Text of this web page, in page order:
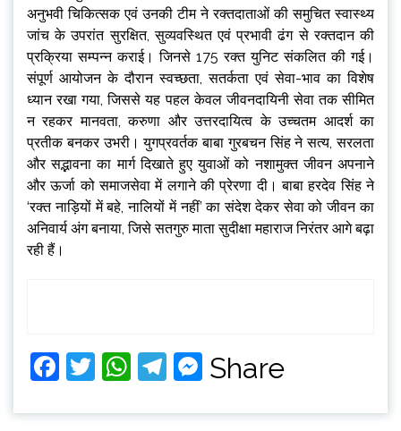
अनुभवी चिकित्सक एवं उनकी टीम ने रक्तदाताओं की समुचित स्वास्थ्य
जांच के उपरांत सुरक्षित, सुव्यवस्थित एवं प्रभावी ढंग से रक्तदान की
प्रक्रिया सम्पन्न कराई। जिनसे 175 रक्त युनिट संकलित की गई।
संपूर्ण आयोजन के दौरान स्वच्छता, सतर्कता एवं सेवा-भाव का विशेष
ध्यान रखा गया, जिससे यह पहल केवल जीवनदायिनी सेवा तक सीमित
न रहकर मानवता, करुणा और उत्तरदायित्व के उच्चतम आदर्श का
प्रतीक बनकर उभरी। युगप्रवर्तक बाबा गुरबचन सिंह ने सत्य, सरलता
और सद्भावना का मार्ग दिखाते हुए युवाओं को नशामुक्त जीवन अपनाने
और ऊर्जा को समाजसेवा में लगाने की प्रेरणा दी। बाबा हरदेव सिंह ने
‘रक्त नाड़ियों में बहे, नालियों में नहीं’ का संदेश देकर सेवा को जीवन का
अनिवार्य अंग बनाया, जिसे सतगुरु माता सुदीक्षा महाराज निरंतर आगे बढ़ा
रही हैं।
Facebook
Twitter
WhatsApp
Telegram
Messenger
Share